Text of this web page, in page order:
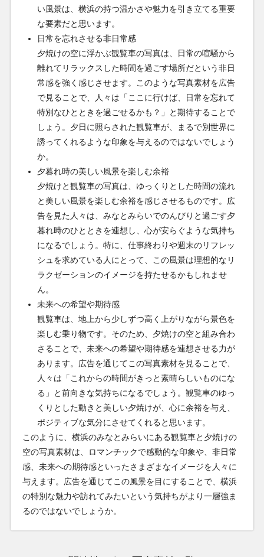
い風景は、横浜の持つ温かさや魅力を引き立てる重要
な要素だと思います。
日常を忘れさせる非日常感
夕焼けの空に浮かぶ観覧車の写真は、日常の喧騒から
離れてリラックスした時間を過ごす場所だという非日
常感を強く感じさせます。このような写真素材を広告
で見ることで、人々は「ここに行けば、日常を忘れて
特別なひとときを過ごせるかも？」と期待することで
しょう。夕日に照らされた観覧車が、まるで別世界に
誘ってくれるような印象を与えるのではないでしょう
か。
夕暮れ時の美しい風景を楽しむ余裕
夕焼けと観覧車の写真は、ゆっくりとした時間の流れ
と美しい風景を楽しむ余裕を感じさせるものです。広
告を見た人々は、みなとみらいでのんびりと過ごす夕
暮れ時のひとときを連想し、心が安らぐような気持ち
になるでしょう。特に、仕事終わりや週末のリフレッ
シュを求めている人にとって、この風景は理想的なリ
ラクゼーションのイメージを持たせるかもしれませ
ん。
未来への希望や期待感
観覧車は、地上から少しずつ高く上がりながら景色を
楽しむ乗り物です。そのため、夕焼けの空と組み合わ
さることで、未来への希望や期待感を連想させる力が
あります。広告を通じてこの写真素材を見ることで、
人々は「これからの時間がきっと素晴らしいものにな
る」と前向きな気持ちになるでしょう。観覧車のゆっ
くりとした動きと美しい夕焼けが、心に余裕を与え、
ポジティブな気分にさせてくれると思います。
このように、横浜のみなとみらいにある観覧車と夕焼けの
空の写真素材は、ロマンチックで感動的な印象や、非日常
感、未来への期待感といったさまざまなイメージを人々に
与えます。広告を通じてこの風景を目にすることで、横浜
の特別な魅力や訪れてみたいという気持ちがより一層強ま
るのではないでしょうか。